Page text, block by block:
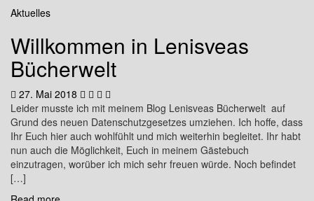
Aktuelles
Willkommen in Lenisveas
Bücherwelt
27. Mai 2018
Leider musste ich mit meinem Blog Lenisveas Bücherwelt auf
Grund des neuen Datenschutzgesetzes umziehen. Ich hoffe, dass
Ihr Euch hier auch wohlfühlt und mich weiterhin begleitet. Ihr habt
nun auch die Möglichkeit, Euch in meinem Gästebuch
einzutragen, worüber ich mich sehr freuen würde. Noch befindet
[…]